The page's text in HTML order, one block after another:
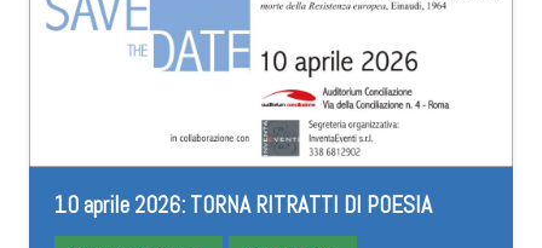
10 aprile 2026: TORNA RITRATTI DI POESIA